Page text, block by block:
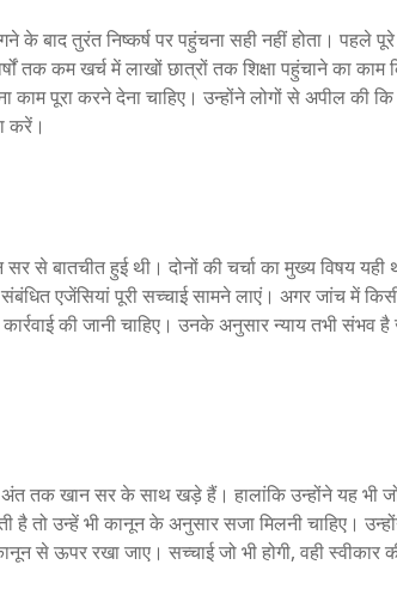
बाद तुरंत निष्कर्ष पर पहुंचना सही नहीं होता। पहले
तक कम खर्च में लाखों छात्रों तक शिक्षा पहुंचाने का काम
पूरा करने देना चाहिए। उन्होंने लोगों से अपील की
करें।
से बातचीत हुई थी। दोनों की चर्चा का मुख्य विषय यही
एजेंसियां पूरी सच्चाई सामने लाएं। अगर जांच में
की जानी चाहिए। उनके अनुसार न्याय तभी संभव है
खान सर के साथ खड़े हैं। हालांकि उन्होंने यह भी
तो उन्हें भी कानून के अनुसार सजा मिलनी चाहिए।
से ऊपर रखा जाए। सच्चाई जो भी होगी, वही स्वीकार